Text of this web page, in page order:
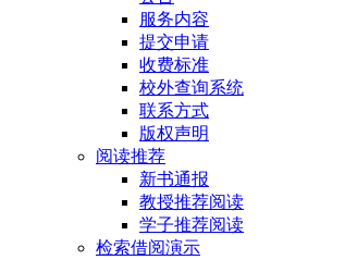
服务内容
提交申请
收费标准
校外查询系统
联系方式
版权声明
阅读推荐
新书通报
教授推荐阅读
学子推荐阅读
检索借阅演示